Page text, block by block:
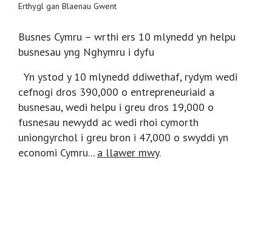
Erthygl gan Blaenau Gwent
Busnes Cymru – wrthi ers 10 mlynedd yn helpu
busnesau yng Nghymru i dyfu
Yn ystod y 10 mlynedd ddiwethaf, rydym wedi
cefnogi dros 390,000 o entrepreneuriaid a
busnesau, wedi helpu i greu dros 19,000 o
fusnesau newydd ac wedi rhoi cymorth
uniongyrchol i greu bron i 47,000 o swyddi yn
economi Cymru... a llawer mwy.